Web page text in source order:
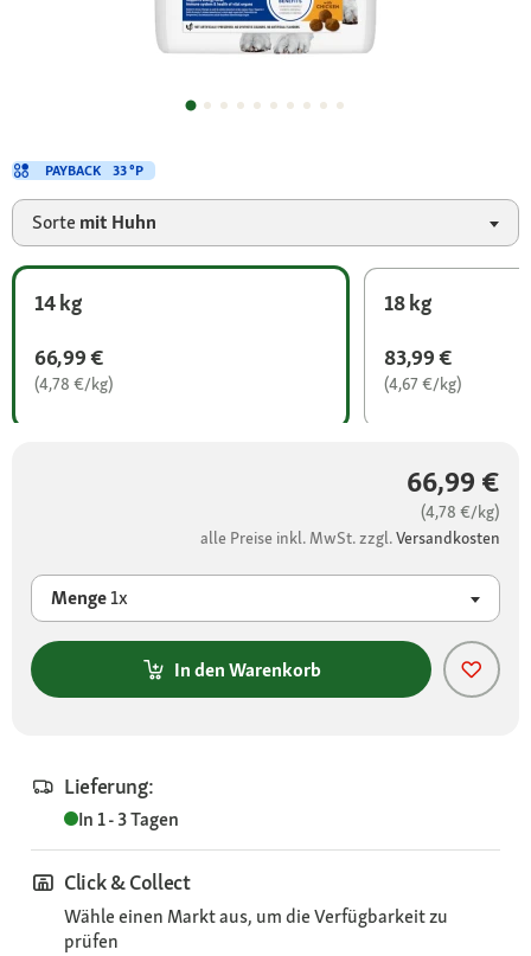
Sorte mit Huhn
14 kg
66,99 €
(4,78 €/kg)
18 kg
83,99 €
(4,67 €/kg)
66,99 €
(4,78 €/kg)
alle Preise inkl. MwSt. zzgl.Versandkosten
Menge1x
In den Warenkorb
Lieferung:
In 1 - 3 Tagen
Click & Collect
Wähle einen Markt aus, um die Verfügbarkeit zu
prüfen
PAYBACK 33 °P